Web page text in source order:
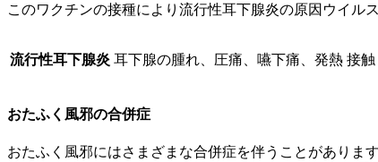
このワクチンの接種により流行性耳下腺炎の原因ウイル
流行性耳下腺炎 耳下腺の腫れ、圧痛、嚥下痛、発熱 接触
おたふく風邪の合併症
おたふく風邪にはさまざまな合併症を伴うことがあります